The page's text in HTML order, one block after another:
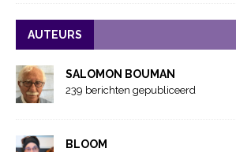
AUTEURS
SALOMON BOUMAN
239 berichten gepubliceerd
BLOOM